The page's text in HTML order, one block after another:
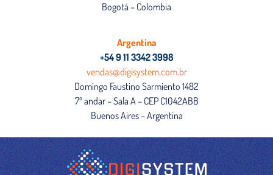
Bogotá – Colombia
Argentina
+54 9 11 3342 3998
vendas@digisystem.com.br
Domingo Faustino Sarmiento 1482
7º andar – Sala A – CEP C1042ABB
Buenos Aires – Argentina